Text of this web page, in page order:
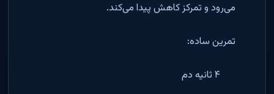
می‌رود و تمرکز کاهش پیدا می‌کند.
تمرین ساده:
۴ ثانیه دم